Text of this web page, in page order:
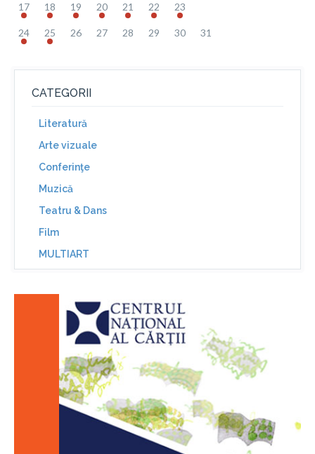
17 18 19 20 21 22 23
24 25 26 27 28 29 30 31
CATEGORII
Literatură
Arte vizuale
Conferinţe
Muzică
Teatru & Dans
Film
MULTIART